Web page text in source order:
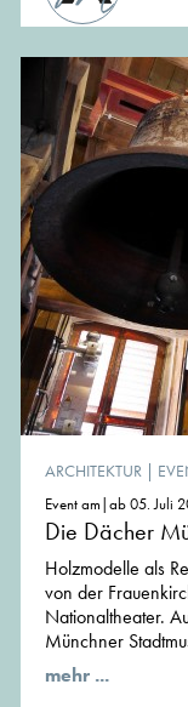
ARCHITEKTUR |
Event am|ab 05. Juli
Die Dächer
Holzmodelle als
von der
Nationaltheater.
Münchner
mehr ...